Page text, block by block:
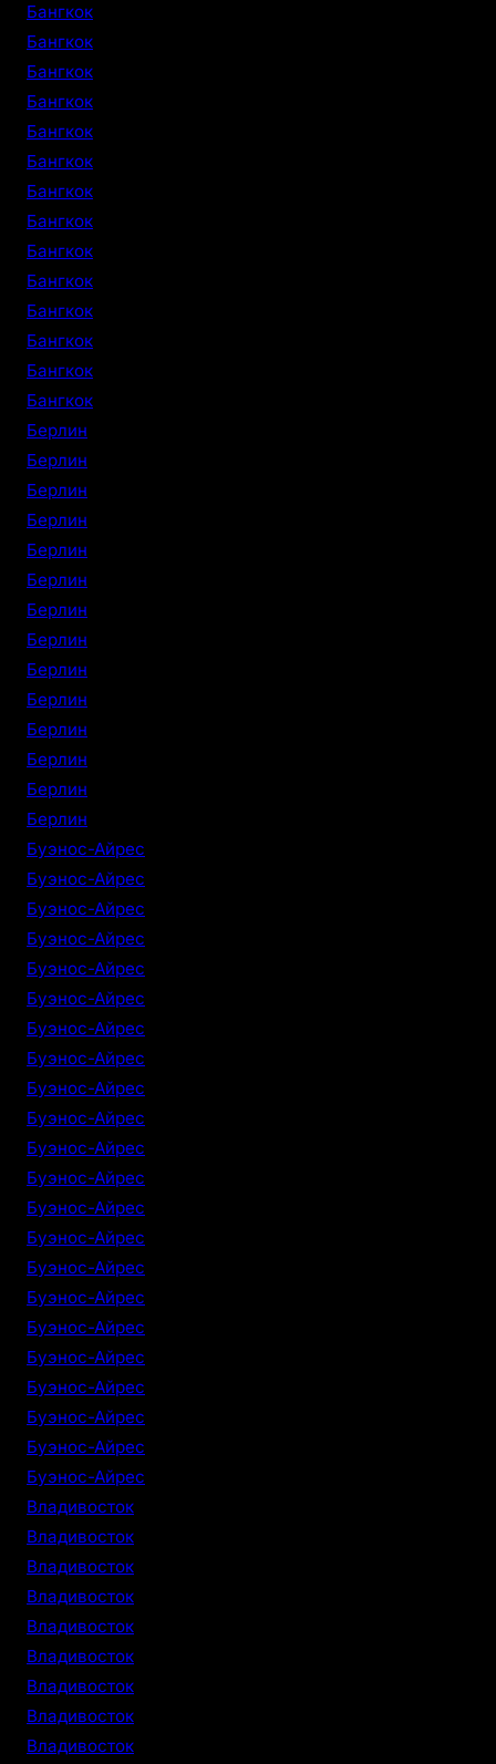
Бангкок
Бангкок
Бангкок
Бангкок
Бангкок
Бангкок
Бангкок
Бангкок
Бангкок
Бангкок
Бангкок
Бангкок
Бангкок
Бангкок
Берлин
Берлин
Берлин
Берлин
Берлин
Берлин
Берлин
Берлин
Берлин
Берлин
Берлин
Берлин
Берлин
Берлин
Буэнос-Айрес
Буэнос-Айрес
Буэнос-Айрес
Буэнос-Айрес
Буэнос-Айрес
Буэнос-Айрес
Буэнос-Айрес
Буэнос-Айрес
Буэнос-Айрес
Буэнос-Айрес
Буэнос-Айрес
Буэнос-Айрес
Буэнос-Айрес
Буэнос-Айрес
Буэнос-Айрес
Буэнос-Айрес
Буэнос-Айрес
Буэнос-Айрес
Буэнос-Айрес
Буэнос-Айрес
Буэнос-Айрес
Буэнос-Айрес
Владивосток
Владивосток
Владивосток
Владивосток
Владивосток
Владивосток
Владивосток
Владивосток
Владивосток